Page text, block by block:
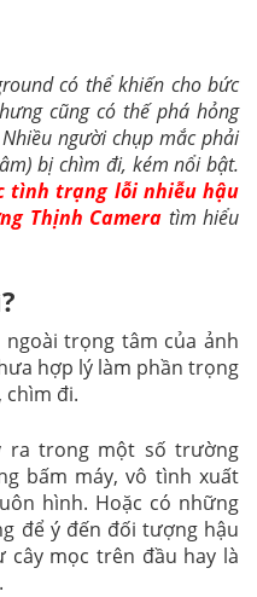
có thể khiến cho bức
cũng có thế phá hỏng
người chụp mắc phải
bị chìm đi, kém nổi bật.
tình trạng lỗi nhiễu hậu
Thịnh Camera tìm hiểu
trọng tâm của ảnh
hợp lý làm phần trọng
chìm đi.
ra trong một số trường
bấm máy, vô tình xuất
hình. Hoặc có những
để ý đến đối tượng hậu
cây mọc trên đầu hay là